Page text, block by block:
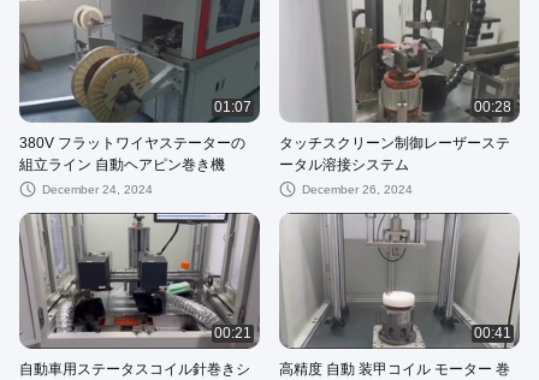
01:07
380V フラットワイヤステーターの
組立ライン 自動ヘアピン巻き機
December 24, 2024
00:28
タッチスクリーン制御レーザーステ
ータル溶接システム
December 26, 2024
00:21
自動車用ステータスコイル針巻きシ
00:41
高精度 自動 装甲コイル モーター 巻